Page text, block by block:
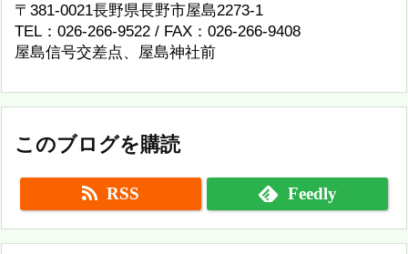
〒381-0021長野県長野市屋島2273-1
TEL：026-266-9522 / FAX：026-266-9408
屋島信号交差点、屋島神社前
このブログを購読
RSS Feedly